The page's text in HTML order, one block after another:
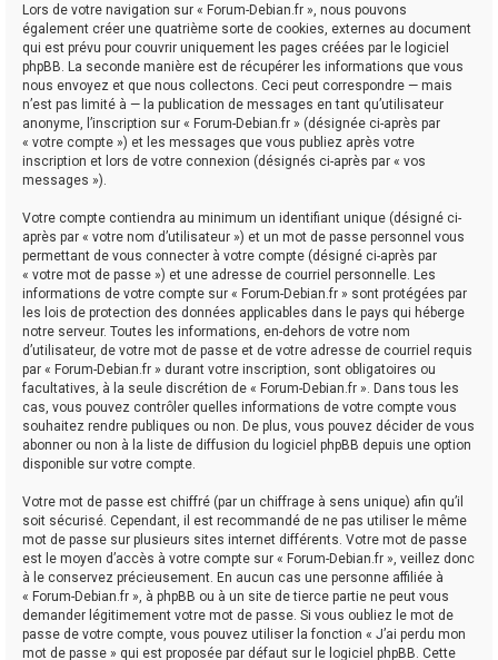
Lors de votre navigation sur « Forum-Debian.fr », nous pouvons
également créer une quatrième sorte de cookies, externes au document
qui est prévu pour couvrir uniquement les pages créées par le logiciel
phpBB. La seconde manière est de récupérer les informations que vous
nous envoyez et que nous collectons. Ceci peut correspondre — mais
n’est pas limité à — la publication de messages en tant qu’utilisateur
anonyme, l’inscription sur « Forum-Debian.fr » (désignée ci-après par
« votre compte ») et les messages que vous publiez après votre
inscription et lors de votre connexion (désignés ci-après par « vos
messages »).
Votre compte contiendra au minimum un identifiant unique (désigné ci-
après par « votre nom d’utilisateur ») et un mot de passe personnel vous
permettant de vous connecter à votre compte (désigné ci-après par
« votre mot de passe ») et une adresse de courriel personnelle. Les
informations de votre compte sur « Forum-Debian.fr » sont protégées par
les lois de protection des données applicables dans le pays qui héberge
notre serveur. Toutes les informations, en-dehors de votre nom
d’utilisateur, de votre mot de passe et de votre adresse de courriel requis
par « Forum-Debian.fr » durant votre inscription, sont obligatoires ou
facultatives, à la seule discrétion de « Forum-Debian.fr ». Dans tous les
cas, vous pouvez contrôler quelles informations de votre compte vous
souhaitez rendre publiques ou non. De plus, vous pouvez décider de vous
abonner ou non à la liste de diffusion du logiciel phpBB depuis une option
disponible sur votre compte.
Votre mot de passe est chiffré (par un chiffrage à sens unique) afin qu’il
soit sécurisé. Cependant, il est recommandé de ne pas utiliser le même
mot de passe sur plusieurs sites internet différents. Votre mot de passe
est le moyen d’accès à votre compte sur « Forum-Debian.fr », veillez donc
à le conservez précieusement. En aucun cas une personne affiliée à
« Forum-Debian.fr », à phpBB ou à un site de tierce partie ne peut vous
demander légitimement votre mot de passe. Si vous oubliez le mot de
passe de votre compte, vous pouvez utiliser la fonction « J’ai perdu mon
mot de passe » qui est proposée par défaut sur le logiciel phpBB. Cette